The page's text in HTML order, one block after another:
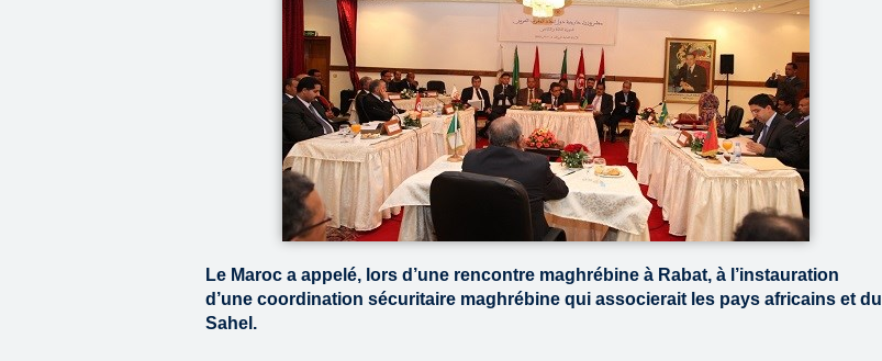
Le Maroc a appelé, lors d’une rencontre maghrébine à Rabat, à l’instauration
d’une coordination sécuritaire maghrébine qui associerait les pays africains et du
Sahel.